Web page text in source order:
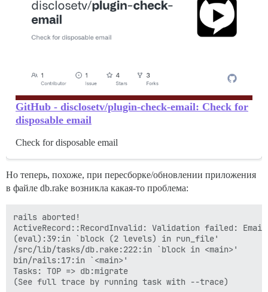
GitHub - disclosetv/plugin-check-email: Check for
disposable email
Check for disposable email
Но теперь, похоже, при пересборке/обновлении приложения
в файле db.rake возникла какая-то проблема:
rails aborted!
ActiveRecord::RecordInvalid: Validation failed:
(eval):39:in `block (2 levels) in run_file'
/src/lib/tasks/db.rake:222:in `block in <main>'
bin/rails:17:in `<main>'
Tasks: TOP => db:migrate